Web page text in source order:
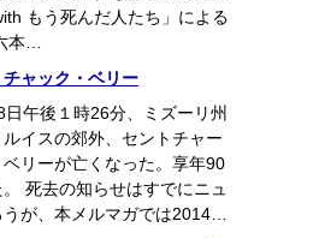
もう死んだ人たち」による
本…
ャック・ベリー
日午後１時26分、ミズーリ州
ルイスの郊外、セントチャー
リーが亡くなった。享年90
死去の知らせはすでにニュ
が、本メルマガでは2014…